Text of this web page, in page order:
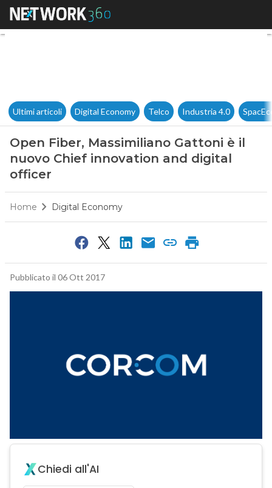
Open Fiber, Massimiliano
Ultimi articoli Digital Economy Telco Industria 4.0
Open Fiber, Massimiliano Gattoni è il
nuovo Chief innovation and digital
officer
Home Digital Economy
Pubblicato il 06 Ott 2017
Chiedi all'AI